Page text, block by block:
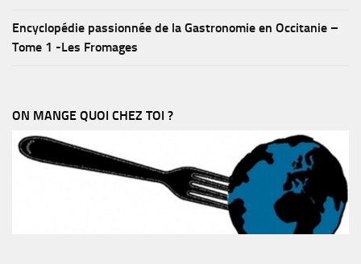
Encyclopédie passionnée de la Gastronomie en Occitanie –
Tome 1 -Les Fromages
ON MANGE QUOI CHEZ TOI ?